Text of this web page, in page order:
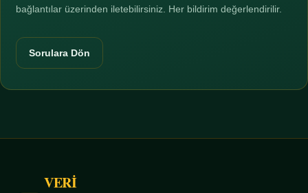
bağlantılar üzerinden iletebilirsiniz. Her bildirim değerlendirilir.
Sorulara Dön
VERİ